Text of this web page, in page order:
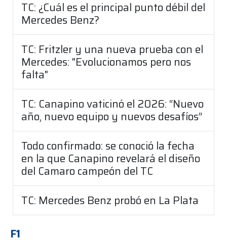
TC: ¿Cuál es el principal punto débil del
Mercedes Benz?
TC: Fritzler y una nueva prueba con el
Mercedes: "Evolucionamos pero nos
falta"
TC: Canapino vaticinó el 2026: “Nuevo
año, nuevo equipo y nuevos desafíos”
Todo confirmado: se conoció la fecha
en la que Canapino revelará el diseño
del Camaro campeón del TC
TC: Mercedes Benz probó en La Plata
F1